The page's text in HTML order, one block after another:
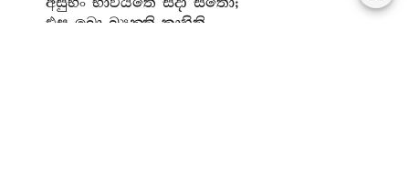
එස ඛො බ්‍යන‍්ති කාහිති